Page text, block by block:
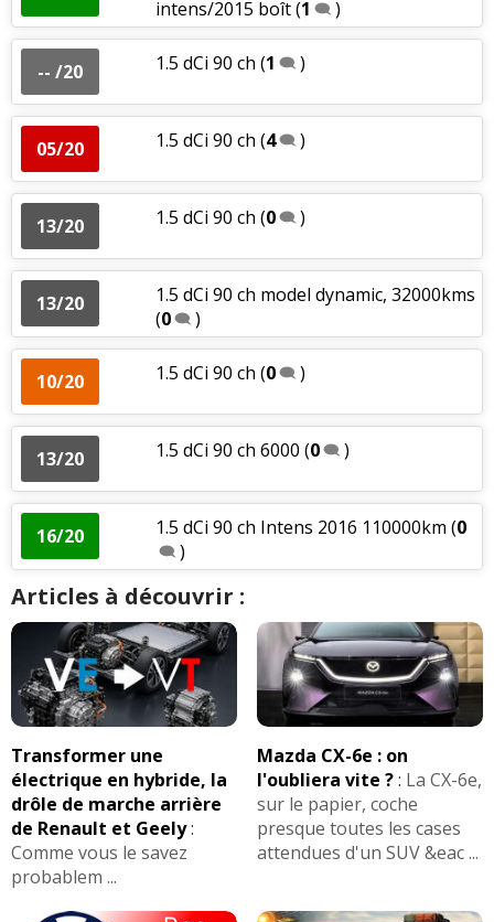
intens/2015 boît(1 )
-- /20 1.5 dCi 90 ch (1 )
05/20 1.5 dCi 90 ch (4 )
13/20 1.5 dCi 90 ch (0 )
13/20
1.5 dCi 90 ch model dynamic, 32000kms
(0 )
10/20 1.5 dCi 90 ch (0 )
13/20 1.5 dCi 90 ch 6000 (0 )
16/20 1.5 dCi 90 ch Intens 2016 110000km (0
)
Articles à découvrir :
Transformer une
électrique en hybride, la
drôle de marche arrière
de Renault et Geely:
Comme vous le savez
probablem ...
Mazda CX-6e : on
l'oubliera vite ?: La CX-6e,
sur le papier, coche
presque toutes les cases
attendues d'un SUV &eac ...